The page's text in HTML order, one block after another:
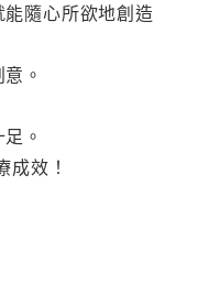
隨心所欲地創造
。
。
效！